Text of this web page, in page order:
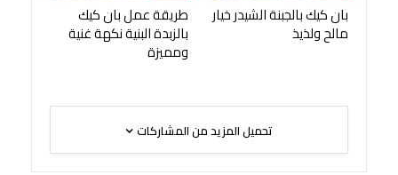
بان كيك بالجبنة الشيدر خيار
مالح ولذيذ
طريقة عمل بان كيك
بالزبدة البنية نكهة غنية
ومميزة
تحميل المزيد من المشاركات